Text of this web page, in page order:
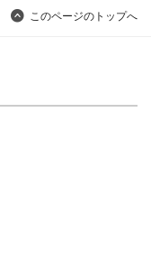
このページのトップへ